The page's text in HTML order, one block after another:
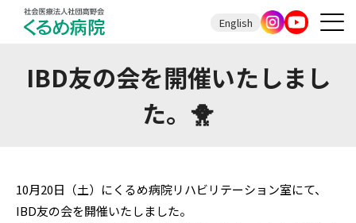
English
IBD友の会を開催いたしまし
た。🐥
10月20日（土）にくるめ病院リハビリテーション室にて、
IBD友の会を開催いたしました。